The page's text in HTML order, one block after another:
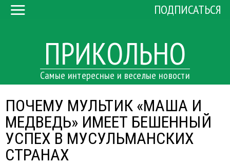
ПРИКОЛЬНО
Самые интересные и веселые новости
ПОДПИСАТЬСЯ
ПОЧЕМУ МУЛЬТИК «МАША И
МЕДВЕДЬ» ИМЕЕТ БЕШЕННЫЙ
УСПЕХ В МУСУЛЬМАНСКИХ
СТРАНАХ